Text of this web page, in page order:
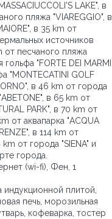
LAKE", в
пляжа "VIAREGGIO", в
в 35 km от
источников
от песчаного пляжа
"FORTE DEI MARMI
"MONTECATINI GOLF
в 46 km от города
в 65 km от
PARK", в 70 km от
от аквапарка "ACQUA
в 114 km от
km от города "SIENA" и
города.
(wi-fi), Фен, 1
индукционной плитой,
печь, морозильная
кофеварка, тостер